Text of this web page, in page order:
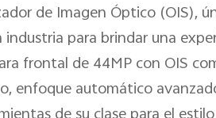
de Imagen Óptico (OIS),
para brindar una
frontal de 44MP con OIS
enfoque automático